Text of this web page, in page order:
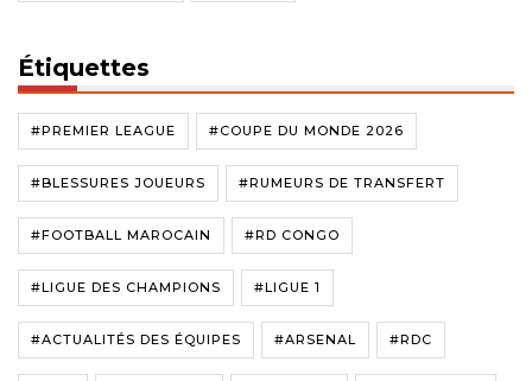
Étiquettes
#PREMIER LEAGUE #COUPE DU MONDE 2026
#BLESSURES JOUEURS #RUMEURS DE TRANSFERT
#FOOTBALL MAROCAIN #RD CONGO
#LIGUE DES CHAMPIONS #LIGUE 1
#ACTUALITÉS DES ÉQUIPES #ARSENAL #RDC